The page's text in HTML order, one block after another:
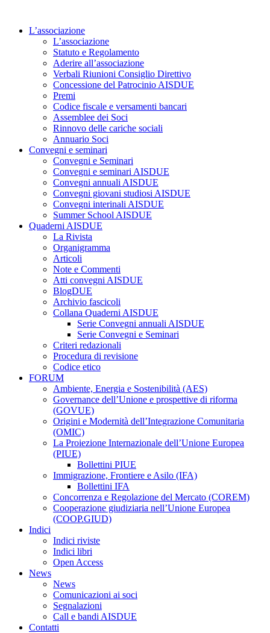
contenutoL’associazione
L’associazione
Statuto e Regolamento
Aderire all’associazione
Verbali Riunioni Consiglio Direttivo
Concessione del Patrocinio AISDUE
Premi
Codice fiscale e versamenti bancari
Assemblee dei Soci
Rinnovo delle cariche sociali
Annuario Soci
Convegni e seminari
Convegni e Seminari
Convegni e seminari AISDUE
Convegni annuali AISDUE
Convegni giovani studiosi AISDUE
Convegni interinali AISDUE
Summer School AISDUE
Quaderni AISDUE
La Rivista
Organigramma
Articoli
Note e Commenti
Atti convegni AISDUE
BlogDUE
Archivio fascicoli
Collana Quaderni AISDUE
Serie Convegni annuali AISDUE
Serie Convegni e Seminari
Criteri redazionali
Procedura di revisione
Codice etico
FORUM
Ambiente, Energia e Sostenibilità (AES)
Governance dell’Unione e prospettive di riforma
(GOVUE)
Origini e Modernità dell’Integrazione Comunitaria
(OMIC)
La Proiezione Internazionale dell’Unione Europea
(PIUE)
Bollettini PIUE
Immigrazione, Frontiere e Asilo (IFA)
Bollettini IFA
Concorrenza e Regolazione del Mercato (COREM)
Cooperazione giudiziaria nell’Unione Europea
(COOP.GIUD)
Indici
Indici riviste
Indici libri
Open Access
News
News
Comunicazioni ai soci
Segnalazioni
Call e bandi AISDUE
Contatti